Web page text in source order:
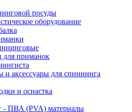
посуды
оборудование
для приманок
и аксессуары для спиннинга
и оснастка
- ПВА (PVA) материалы